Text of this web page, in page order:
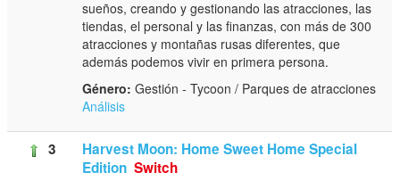
sueños, creando y gestionando las atracciones, las
tiendas, el personal y las finanzas, con más de 300
atracciones y montañas rusas diferentes, que
además podemos vivir en primera persona.
Género: Gestión - Tycoon / Parques de atracciones
Análisis
3
Harvest Moon: Home Sweet Home Special
Edition Switch